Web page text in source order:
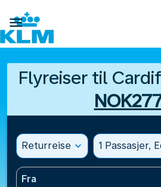

Flyreiser til
Returreise expand_more 1 Passasjer,
Fra